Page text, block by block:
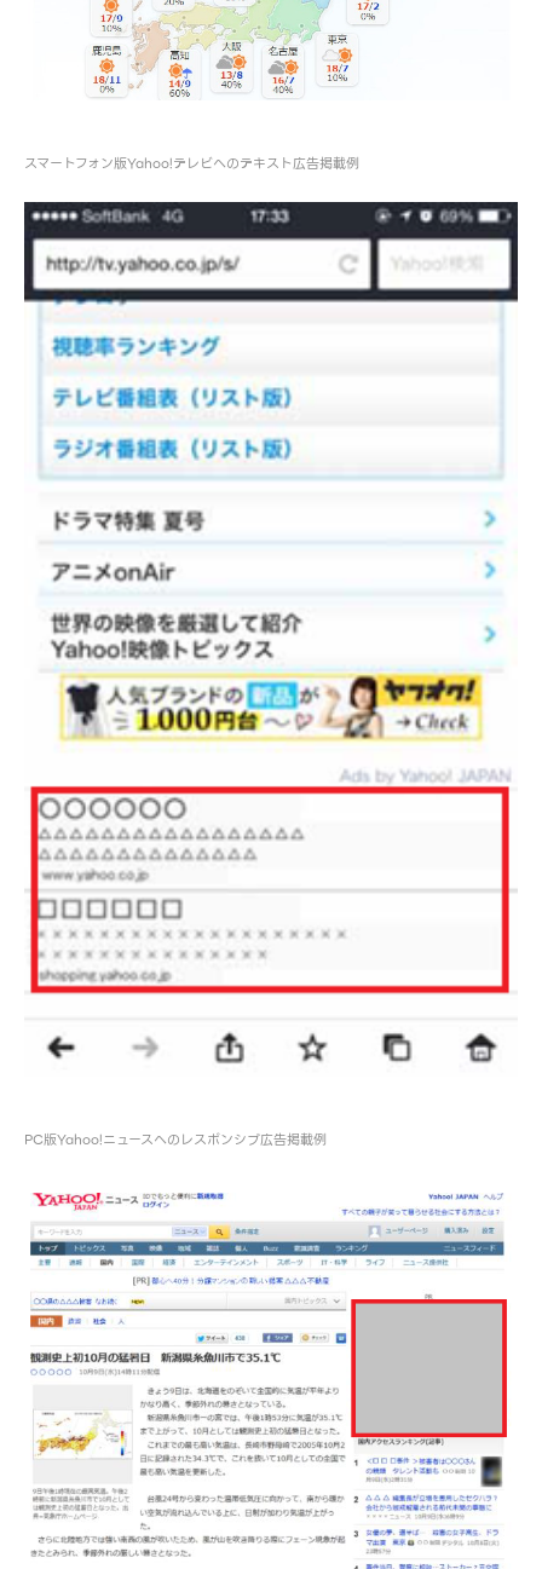
スマートフォン版Yahoo!テレビへのテキスト広告掲載例
PC版Yahoo!ニュースへのレスポンシブ広告掲載例